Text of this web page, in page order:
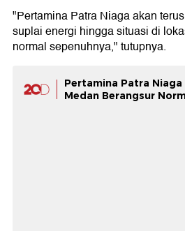
"Pertamina Patra Niaga akan
suplai energi hingga situasi di
normal sepenuhnya," tutupnya.
Pertamina Patra Niaga
Medan Berangsur